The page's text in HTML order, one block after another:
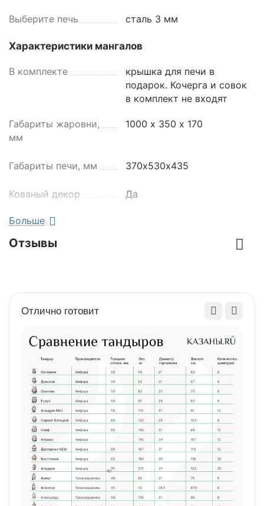
Выберите печь сталь 3 мм
Характеристики мангалов
В комплекте
крышка для печи в
подарок. Кочерга и совок
в комплект не входят
Габариты жаровни,
мм
1000 х 350 х 170
Габариты печи, мм 370х530х435
Кованый декор Да
Комплектация
мангала
нет)
(есть/нет)
Наличие колес нет
Наличие крыши Нет
Наличие полочки
(есть/нет)
есть
Объем, м3 1,3
Разборный да
Больше
Отзывы
Отлично готовит